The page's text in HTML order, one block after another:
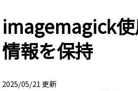
imagemagick
情報を保持
2025/05/21 更新